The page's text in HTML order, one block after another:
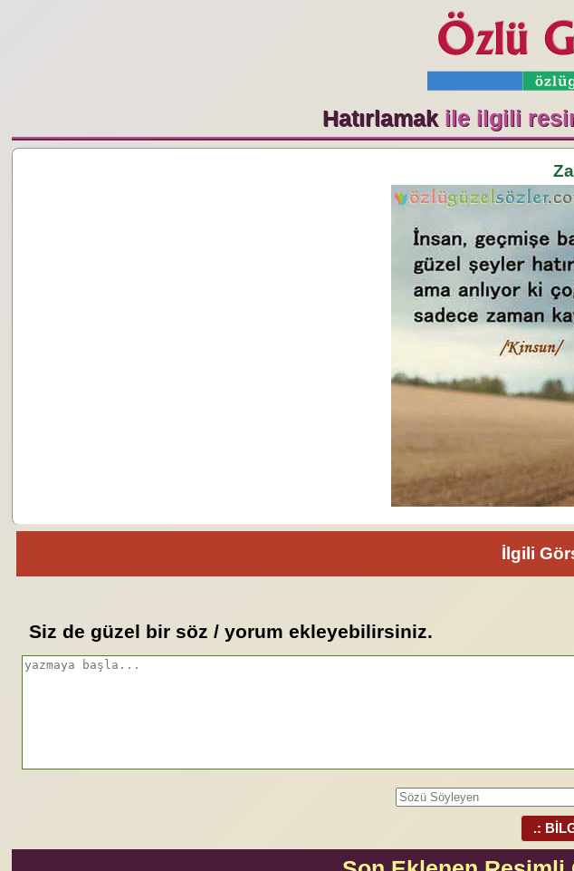
Hatırlamakile ilgili
İlgili
Siz de güzel bir söz / yorum ekleyebilirsiniz.
.: